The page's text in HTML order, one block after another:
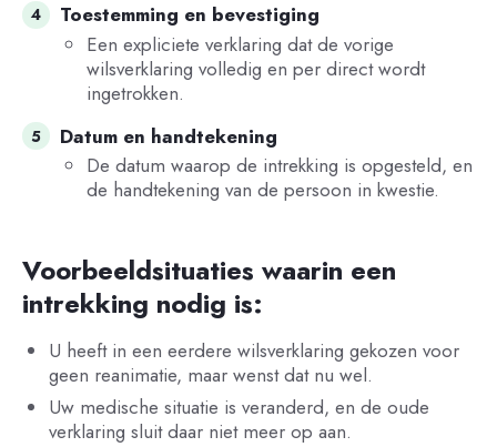
Toestemming en bevestiging
Een expliciete verklaring dat de vorige
wilsverklaring volledig en per direct wordt
ingetrokken.
Datum en handtekening
De datum waarop de intrekking is opgesteld, en
de handtekening van de persoon in kwestie.
Voorbeeldsituaties waarin een
intrekking nodig is:
U heeft in een eerdere wilsverklaring gekozen voor
geen reanimatie, maar wenst dat nu wel.
Uw medische situatie is veranderd, en de oude
verklaring sluit daar niet meer op aan.